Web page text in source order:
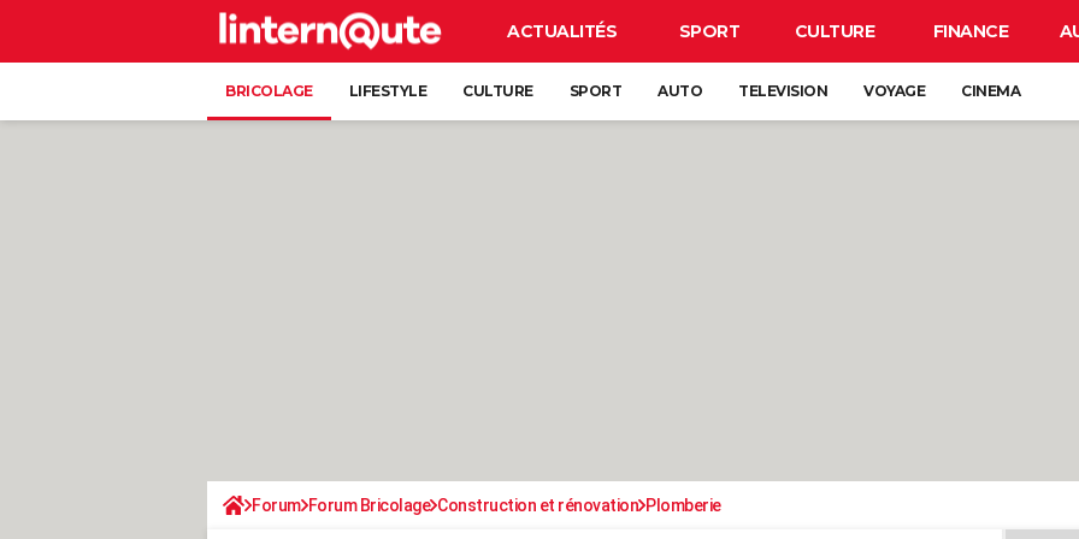
ACTUALITÉS SPORT CULTURE FINANCE
BRICOLAGE LIFESTYLE CULTURE SPORT AUTO TELEVISION VOYAGE CINEMA
Forum Forum Bricolage Construction et rénovation Plomberie